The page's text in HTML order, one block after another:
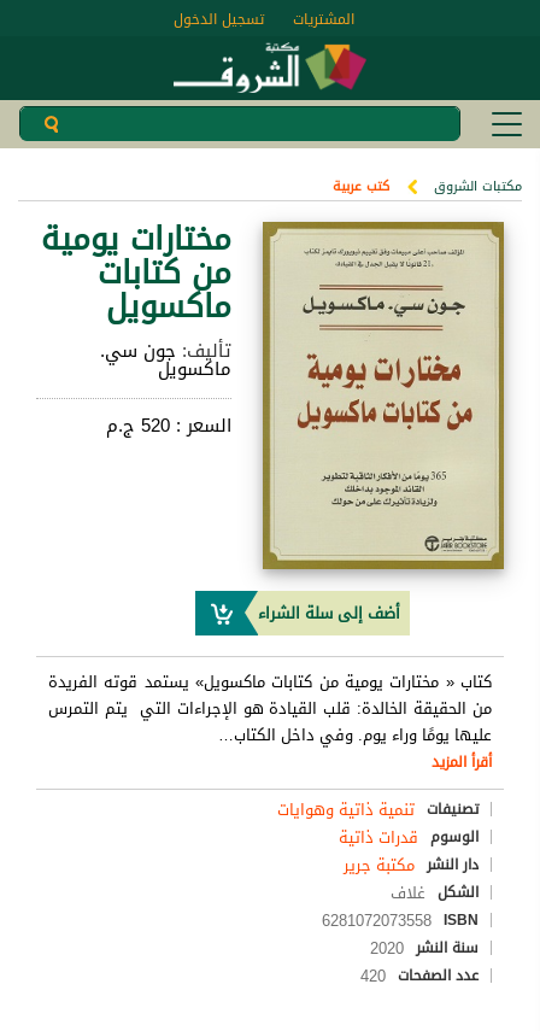
تسجيل الدخول المشتريات
مكتبات الشروق كتب عربية
مختارات يومية
من كتابات
ماكسويل
تأليف: جون سي.
ماكسويل
السعر : 520 ج.م
أضف إلى سلة الشراء
كتاب « مختارات يومية من كتابات ماكسويل» يستمد قوته الفريدة
من الحقيقة الخالدة: قلب القيادة هو الإجراءات التي يتم التمرس
عليها يومًا وراء يوم. وفي داخل الكتاب…
أقرأ المزيد
تصنيفات تنمية ذاتية وهوايات
الوسوم قدرات ذاتية
دار النشر مكتبة جرير
الشكل غلاف
ISBN
6281072073558
سنة النشر 2020
عدد الصفحات 420